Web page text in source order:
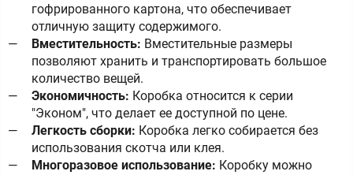
гофрированного картона, что обеспечивает
отличную защиту содержимого.
Вместительность: Вместительные размеры
позволяют хранить и транспортировать большое
количество вещей.
Экономичность: Коробка относится к серии
"Эконом", что делает ее доступной по цене.
Легкость сборки: Коробка легко собирается без
использования скотча или клея.
Многоразовое использование: Коробку можно